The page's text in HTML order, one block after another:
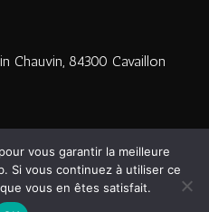
Chauvin, 84300 Cavaillon
de Confidentialité
Site
France |
vous garantir la meilleure
Si vous continuez à utiliser ce
vous en êtes satisfait.